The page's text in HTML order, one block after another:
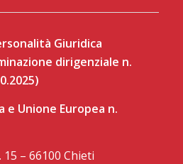
Giuridica
dirigenziale n.
e Unione Europea n.
– 66100 Chieti